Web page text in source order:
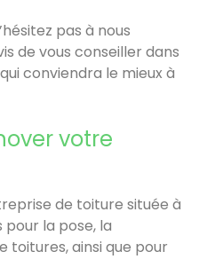
pas à nous
de vous conseiller dans
conviendra le mieux à
votre
de toiture située à
pour la pose, la
toitures, ainsi que pour